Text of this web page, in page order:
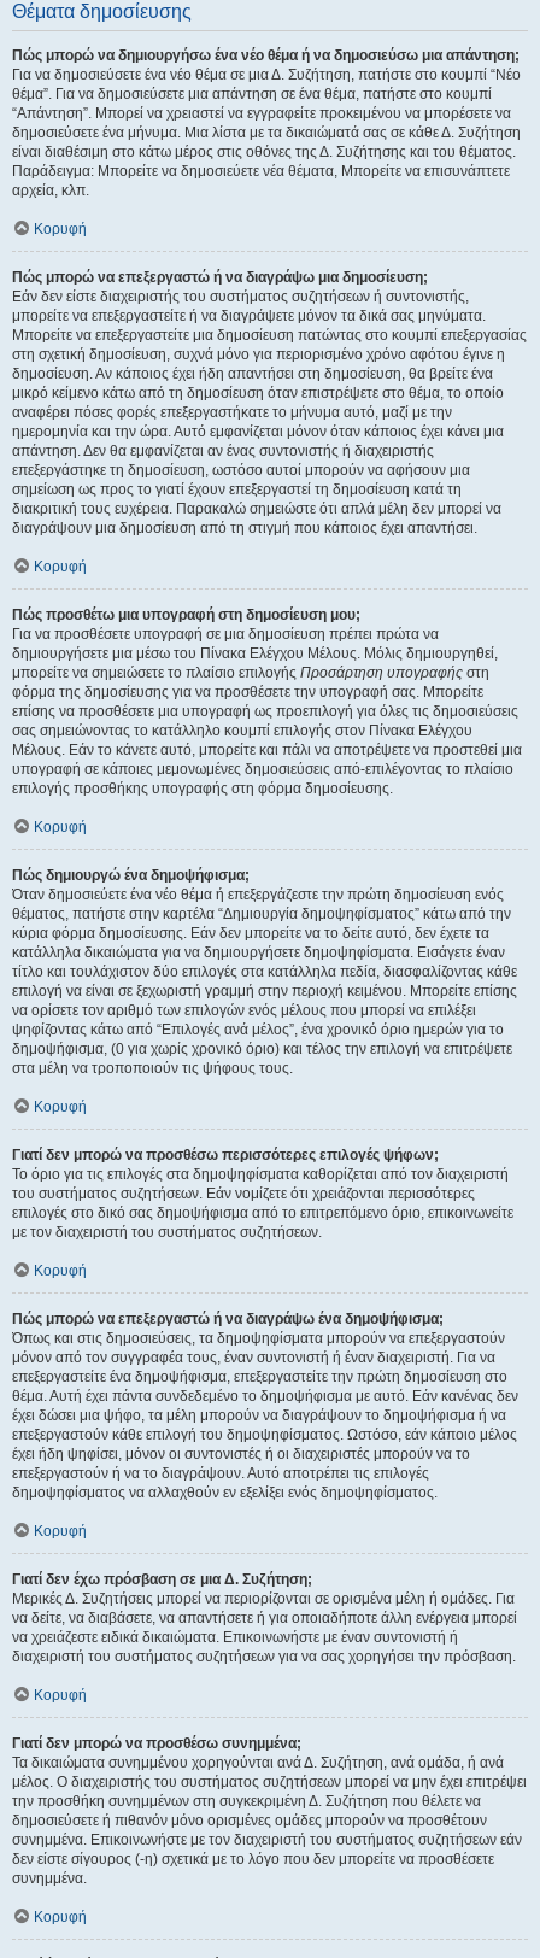
Θέματα δημοσίευσης
Πώς μπορώ να δημιουργήσω ένα νέο θέμα ή να δημοσιεύσω μια απάντηση;
Για να δημοσιεύσετε ένα νέο θέμα σε μια Δ. Συζήτηση, πατήστε στο κουμπί “Νέο
θέμα”. Για να δημοσιεύσετε μια απάντηση σε ένα θέμα, πατήστε στο κουμπί
“Απάντηση”. Μπορεί να χρειαστεί να εγγραφείτε προκειμένου να μπορέσετε να
δημοσιεύσετε ένα μήνυμα. Μια λίστα με τα δικαιώματά σας σε κάθε Δ. Συζήτηση
είναι διαθέσιμη στο κάτω μέρος στις οθόνες της Δ. Συζήτησης και του θέματος.
Παράδειγμα: Μπορείτε να δημοσιεύετε νέα θέματα, Μπορείτε να επισυνάπτετε
αρχεία, κλπ.
Κορυφή
Πώς μπορώ να επεξεργαστώ ή να διαγράψω μια δημοσίευση;
Εάν δεν είστε διαχειριστής του συστήματος συζητήσεων ή συντονιστής,
μπορείτε να επεξεργαστείτε ή να διαγράψετε μόνον τα δικά σας μηνύματα.
Μπορείτε να επεξεργαστείτε μια δημοσίευση πατώντας στο κουμπί επεξεργασίας
στη σχετική δημοσίευση, συχνά μόνο για περιορισμένο χρόνο αφότου έγινε η
δημοσίευση. Αν κάποιος έχει ήδη απαντήσει στη δημοσίευση, θα βρείτε ένα
μικρό κείμενο κάτω από τη δημοσίευση όταν επιστρέψετε στο θέμα, το οποίο
αναφέρει πόσες φορές επεξεργαστήκατε το μήνυμα αυτό, μαζί με την
ημερομηνία και την ώρα. Αυτό εμφανίζεται μόνον όταν κάποιος έχει κάνει μια
απάντηση. Δεν θα εμφανίζεται αν ένας συντονιστής ή διαχειριστής
επεξεργάστηκε τη δημοσίευση, ωστόσο αυτοί μπορούν να αφήσουν μια
σημείωση ως προς το γιατί έχουν επεξεργαστεί τη δημοσίευση κατά τη
διακριτική τους ευχέρεια. Παρακαλώ σημειώστε ότι απλά μέλη δεν μπορεί να
διαγράψουν μια δημοσίευση από τη στιγμή που κάποιος έχει απαντήσει.
Κορυφή
Πώς προσθέτω μια υπογραφή στη δημοσίευση μου;
Για να προσθέσετε υπογραφή σε μια δημοσίευση πρέπει πρώτα να
δημιουργήσετε μια μέσω του Πίνακα Ελέγχου Μέλους. Μόλις δημιουργηθεί,
μπορείτε να σημειώσετε το πλαίσιο επιλογής Προσάρτηση υπογραφής στη
φόρμα της δημοσίευσης για να προσθέσετε την υπογραφή σας. Μπορείτε
επίσης να προσθέσετε μια υπογραφή ως προεπιλογή για όλες τις δημοσιεύσεις
σας σημειώνοντας το κατάλληλο κουμπί επιλογής στον Πίνακα Ελέγχου
Μέλους. Εάν το κάνετε αυτό, μπορείτε και πάλι να αποτρέψετε να προστεθεί μια
υπογραφή σε κάποιες μεμονωμένες δημοσιεύσεις από-επιλέγοντας το πλαίσιο
επιλογής προσθήκης υπογραφής στη φόρμα δημοσίευσης.
Κορυφή
Πώς δημιουργώ ένα δημοψήφισμα;
Όταν δημοσιεύετε ένα νέο θέμα ή επεξεργάζεστε την πρώτη δημοσίευση ενός
θέματος, πατήστε στην καρτέλα “Δημιουργία δημοψηφίσματος” κάτω από την
κύρια φόρμα δημοσίευσης. Εάν δεν μπορείτε να το δείτε αυτό, δεν έχετε τα
κατάλληλα δικαιώματα για να δημιουργήσετε δημοψηφίσματα. Εισάγετε έναν
τίτλο και τουλάχιστον δύο επιλογές στα κατάλληλα πεδία, διασφαλίζοντας κάθε
επιλογή να είναι σε ξεχωριστή γραμμή στην περιοχή κειμένου. Μπορείτε επίσης
να ορίσετε τον αριθμό των επιλογών ενός μέλους που μπορεί να επιλέξει
ψηφίζοντας κάτω από “Επιλογές ανά μέλος”, ένα χρονικό όριο ημερών για το
δημοψήφισμα, (0 για χωρίς χρονικό όριο) και τέλος την επιλογή να επιτρέψετε
στα μέλη να τροποποιούν τις ψήφους τους.
Κορυφή
Γιατί δεν μπορώ να προσθέσω περισσότερες επιλογές ψήφων;
Το όριο για τις επιλογές στα δημοψηφίσματα καθορίζεται από τον διαχειριστή
του συστήματος συζητήσεων. Εάν νομίζετε ότι χρειάζονται περισσότερες
επιλογές στο δικό σας δημοψήφισμα από το επιτρεπόμενο όριο, επικοινωνείτε
με τον διαχειριστή του συστήματος συζητήσεων.
Κορυφή
Πώς μπορώ να επεξεργαστώ ή να διαγράψω ένα δημοψήφισμα;
Όπως και στις δημοσιεύσεις, τα δημοψηφίσματα μπορούν να επεξεργαστούν
μόνον από τον συγγραφέα τους, έναν συντονιστή ή έναν διαχειριστή. Για να
επεξεργαστείτε ένα δημοψήφισμα, επεξεργαστείτε την πρώτη δημοσίευση στο
θέμα. Αυτή έχει πάντα συνδεδεμένο το δημοψήφισμα με αυτό. Εάν κανένας δεν
έχει δώσει μια ψήφο, τα μέλη μπορούν να διαγράψουν το δημοψήφισμα ή να
επεξεργαστούν κάθε επιλογή του δημοψηφίσματος. Ωστόσο, εάν κάποιο μέλος
έχει ήδη ψηφίσει, μόνον οι συντονιστές ή οι διαχειριστές μπορούν να το
επεξεργαστούν ή να το διαγράψουν. Αυτό αποτρέπει τις επιλογές
δημοψηφίσματος να αλλαχθούν εν εξελίξει ενός δημοψηφίσματος.
Κορυφή
Γιατί δεν έχω πρόσβαση σε μια Δ. Συζήτηση;
Μερικές Δ. Συζητήσεις μπορεί να περιορίζονται σε ορισμένα μέλη ή ομάδες. Για
να δείτε, να διαβάσετε, να απαντήσετε ή για οποιαδήποτε άλλη ενέργεια μπορεί
να χρειάζεστε ειδικά δικαιώματα. Επικοινωνήστε με έναν συντονιστή ή
διαχειριστή του συστήματος συζητήσεων για να σας χορηγήσει την πρόσβαση.
Κορυφή
Γιατί δεν μπορώ να προσθέσω συνημμένα;
Τα δικαιώματα συνημμένου χορηγούνται ανά Δ. Συζήτηση, ανά ομάδα, ή ανά
μέλος. Ο διαχειριστής του συστήματος συζητήσεων μπορεί να μην έχει επιτρέψει
την προσθήκη συνημμένων στη συγκεκριμένη Δ. Συζήτηση που θέλετε να
δημοσιεύσετε ή πιθανόν μόνο ορισμένες ομάδες μπορούν να προσθέτουν
συνημμένα. Επικοινωνήστε με τον διαχειριστή του συστήματος συζητήσεων εάν
δεν είστε σίγουρος (-η) σχετικά με το λόγο που δεν μπορείτε να προσθέσετε
συνημμένα.
Κορυφή